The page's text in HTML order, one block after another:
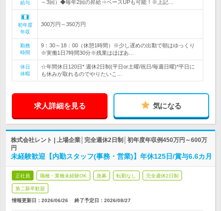
給与
～3回）◆毎年2回の昇給⇒ベースUPも可能！※上記…
初年度
年収
300万円～350万円
勤務
時間
9：30～18：00（休憩1時間）※少し遅めの出勤で朝はゆっくり
※実働1日7時間30分※残業はほぼあ…
休日
休暇
☆年間休日120日* 週休2日制(平日or土曜/祝日/毎週日曜)*平日に
も休みが取れるのでやりたいこ…
求人詳細を見る 気になる
株式会社レント | 上場企業│完全週休2日制│初年度年収例450万円～600万
円
未経験歓迎【内勤スタッフ(事務・営業)】年休125日/賞与6.6カ月
正社員 職種・業種未経験OK 急募 転勤なし 完全週休2日制
第二新卒歓迎
情報更新日：2026/06/26 終了予定日： 2026/08/27